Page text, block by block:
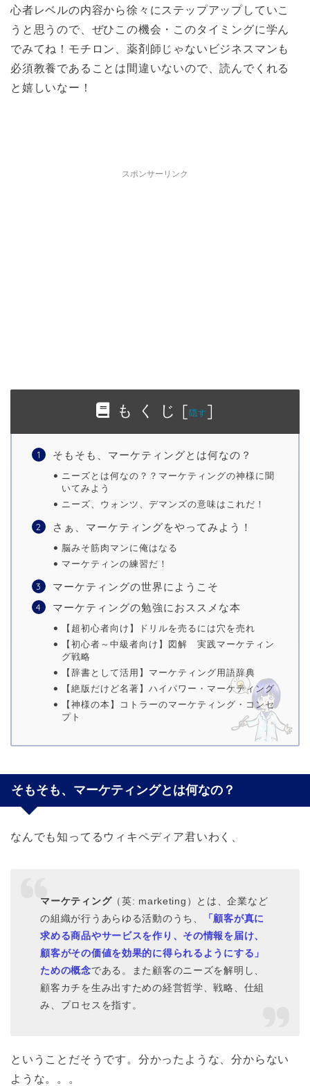
心者レベルの内容から徐々にステップアップしていこ
うと思うので、ぜひこの機会・このタイミングに学ん
でみてね！モチロン、薬剤師じゃないビジネスマンも
必須教養であることは間違いないので、読んでくれる
と嬉しいなー！
スポンサーリンク
も く じ [隠す ]
そもそも、マーケティングとは何なの？
ニーズとは何なの？？マーケティングの神様に聞
いてみよう
ニーズ、ウォンツ、デマンズの意味はこれだ！
さぁ、マーケティングをやってみよう！
脳みそ筋肉マンに俺はなる
マーケティンの練習だ！
マーケティングの世界にようこそ
マーケティングの勉強におススメな本
【超初心者向け】ドリルを売るには穴を売れ
【初心者～中級者向け】図解 実践マーケティン
グ戦略
【辞書として活用】マーケティング用語辞典
【絶版だけど名著】ハイパワー・マーケティング
【神様の本】コトラーのマーケティング・コンセ
プト
そもそも、マーケティングとは何なの？
なんでも知ってるウィキペディア君いわく、
マーケティング（英: marketing ）とは、企業など
の組織が行うあらゆる活動のうち、
「顧客が真に
求める商品やサービスを作り、その情報を届け、
顧客がその価値を効果的に得られるようにする」
ための概念である。また顧客のニーズを解明し、
顧客カチを生み出すための経営哲学、戦略、仕組
み、プロセスを指す。
ということだそうです。分かったような、分からない
ような。。。